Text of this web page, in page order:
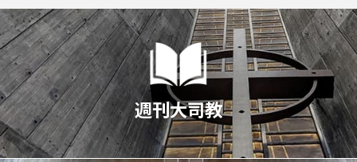
週刊大司教